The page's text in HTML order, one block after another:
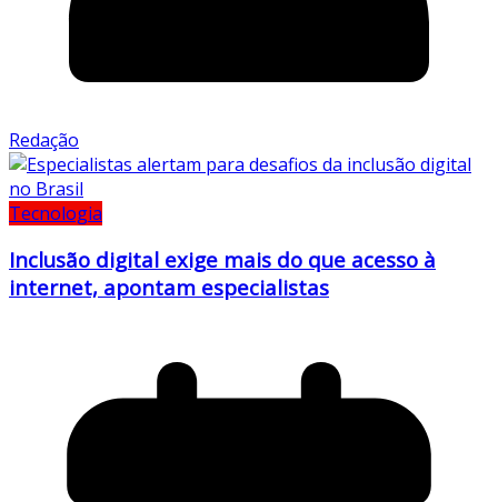
Redação
Tecnologia
Inclusão digital exige mais do que acesso à
internet, apontam especialistas